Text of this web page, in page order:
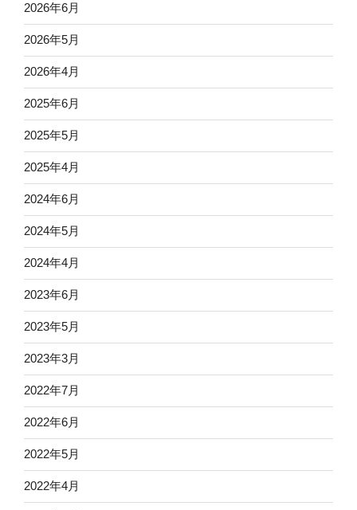
2026年6月
2026年5月
2026年4月
2025年6月
2025年5月
2025年4月
2024年6月
2024年5月
2024年4月
2023年6月
2023年5月
2023年3月
2022年7月
2022年6月
2022年5月
2022年4月